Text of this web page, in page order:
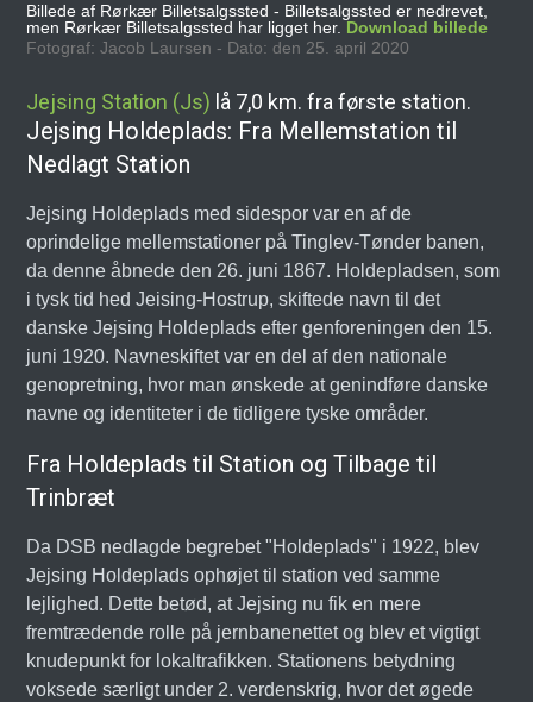
Billede af Rørkær Billetsalgssted - Billetsalgssted er nedrevet,
men Rørkær Billetsalgssted har ligget her. Download billede
Fotograf: Jacob Laursen - Dato: den 25. april 2020
Jejsing Station (Js) lå 7,0 km. fra første station.
Jejsing Holdeplads: Fra Mellemstation til
Nedlagt Station
Jejsing Holdeplads med sidespor var en af de
oprindelige mellemstationer på Tinglev-Tønder banen,
da denne åbnede den 26. juni 1867. Holdepladsen, som
i tysk tid hed Jeising-Hostrup, skiftede navn til det
danske Jejsing Holdeplads efter genforeningen den 15.
juni 1920. Navneskiftet var en del af den nationale
genopretning, hvor man ønskede at genindføre danske
navne og identiteter i de tidligere tyske områder.
Fra Holdeplads til Station og Tilbage til
Trinbræt
Da DSB nedlagde begrebet "Holdeplads" i 1922, blev
Jejsing Holdeplads ophøjet til station ved samme
lejlighed. Dette betød, at Jejsing nu fik en mere
fremtrædende rolle på jernbanenettet og blev et vigtigt
knudepunkt for lokaltrafikken. Stationens betydning
voksede særligt under 2. verdenskrig, hvor det øgede